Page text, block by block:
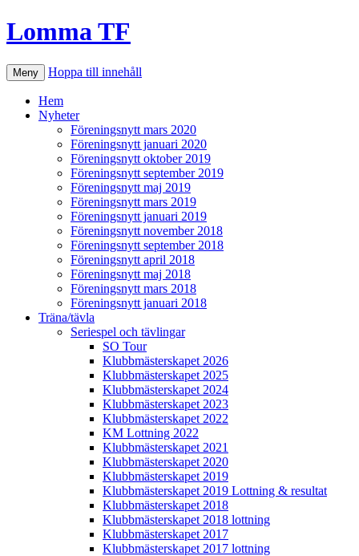
Lomma TF
Meny Hoppa till innehåll
Hem
Nyheter
Föreningsnytt mars 2020
Föreningsnytt januari 2020
Föreningsnytt oktober 2019
Föreningsnytt september 2019
Föreningsnytt maj 2019
Föreningsnytt mars 2019
Föreningsnytt januari 2019
Föreningsnytt november 2018
Föreningsnytt september 2018
Föreningsnytt april 2018
Föreningsnytt maj 2018
Föreningsnytt mars 2018
Föreningsnytt januari 2018
Träna/tävla
Seriespel och tävlingar
SO Tour
Klubbmästerskapet 2026
Klubbmästerskapet 2025
Klubbmästerskapet 2024
Klubbmästerskapet 2023
Klubbmästerskapet 2022
KM Lottning 2022
Klubbmästerskapet 2021
Klubbmästerskapet 2020
Klubbmästerskapet 2019
Klubbmästerskapet 2019 Lottning & resultat
Klubbmästerskapet 2018
Klubbmästerskapet 2018 lottning
Klubbmästerskapet 2017
Klubbmästerskapet 2017 lottning